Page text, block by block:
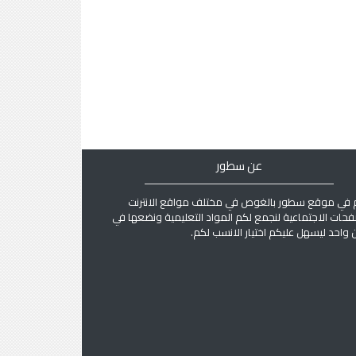
عن سطور
في موقع سطور بالغوص في مختلف مواقع الانترنت
الاجتماعية لنجمع لكم المواد التعليمية ونضعها في
واحد ليسهل عليكم اختيار الانسب لكم.